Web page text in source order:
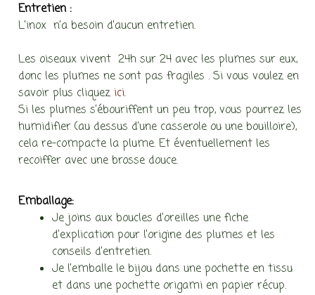
Entretien :
L’inox n’a besoin d’aucun entretien.
Les oiseaux vivent 24h sur 24 avec les plumes sur eux,
donc les plumes ne sont pas fragiles . Si vous voulez en
savoir plus cliquez ici.
Si les plumes s’ébouriffent un peu trop, vous pourrez les
humidifier (au dessus d’une casserole ou une bouilloire),
cela re-compacte la plume. Et éventuellement les
recoiffer avec une brosse douce.
Emballage:
Je joins aux boucles d’oreilles une fiche
d’explication pour l’origine des plumes et les
conseils d’entretien.
Je l’emballe le bijou dans une pochette en tissu
et dans une pochette origami en papier récup.